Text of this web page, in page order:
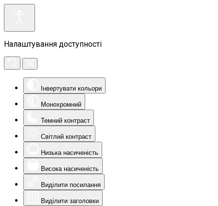
Налаштування доступності
Інвертувати кольори
Монохромний
Темний контраст
Світлий контраст
Низька насиченість
Висока насиченість
Виділити посилання
Виділити заголовки